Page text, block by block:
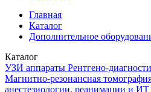
Главная
Каталог
Дополнительное
Каталог
УЗИ аппараты Рентгено-
Магнитно-резонансная
анестезиологии, реанимации и ИТ